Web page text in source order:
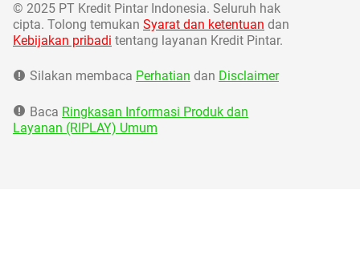
© 2025 PT Kredit Pintar Indonesia. Seluruh hak
cipta. Tolong temukan Syarat dan ketentuan dan
Kebijakan pribadi tentang layanan Kredit Pintar.
Silakan membaca Perhatian dan Disclaimer
Baca Ringkasan Informasi Produk dan
Layanan (RIPLAY) Umum